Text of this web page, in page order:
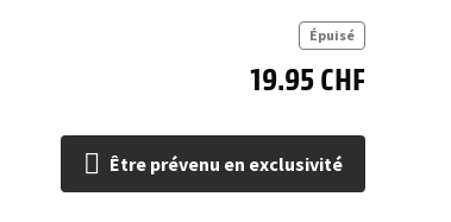
Épuisé
19.95 CHF
Être prévenu en exclusivité